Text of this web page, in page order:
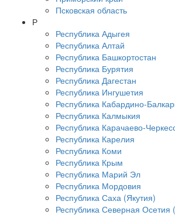
Псковская область
Р
Республика Адыгея
Республика Алтай
Республика Башкортостан
Республика Бурятия
Республика Дагестан
Республика Ингушетия
Республика Кабардино-
Республика Калмыкия
Республика Карачаево-
Республика Карелия
Республика Коми
Республика Крым
Республика Марий Эл
Республика Мордовия
Республика Саха (Якутия)
Республика Северная Осетия